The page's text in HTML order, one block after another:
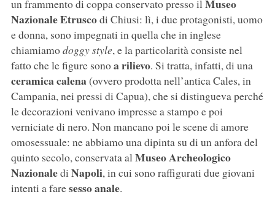
un frammento di coppa conservato presso ilMuseo
Nazionale Etruscodi Chiusi: lì, i due protagonisti, uomo
e donna, sono impegnati in quella che in inglese
chiamiamodoggy style, e la particolarità consiste nel
fatto che le figure sonoa rilievo. Si tratta, infatti, di una
ceramica calena(ovvero prodotta nell’antica Cales, in
Campania, nei pressi di Capua), che si distingueva perché
le decorazioni venivano impresse a stampo e poi
verniciate di nero. Non mancano poi le scene di amore
omosessuale: ne abbiamo una dipinta su di un anfora del
quinto secolo, conservata alMuseo Archeologico
Nazionaledi Napoli, in cui sono raffigurati due giovani
intenti a faresesso anale.